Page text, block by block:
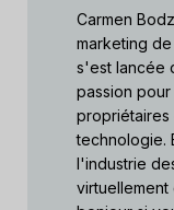
Carmen
marketing
s'est lancée
passion
technologie.
l'industrie